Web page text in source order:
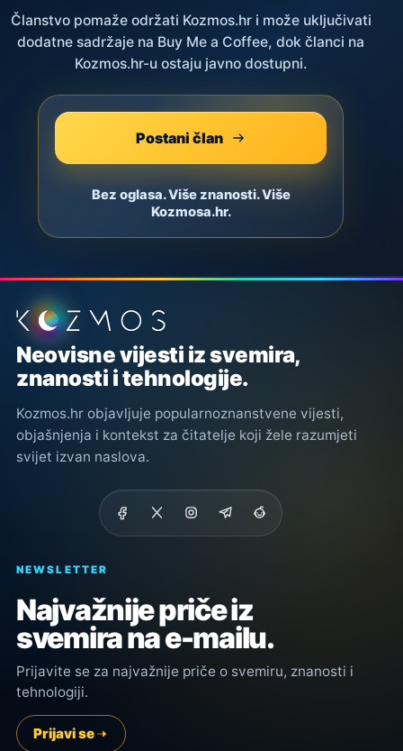
Članstvo pomaže održati Kozmos.hr i može uključivati
dodatne sadržaje na Buy Me a Coffee, dok članci na
Kozmos.hr-u ostaju javno dostupni.
Postani član
Bez oglasa. Više znanosti. Više
Kozmosa.hr.
Podnožje stranice
Neovisne vijesti iz svemira,
znanosti i tehnologije.
Kozmos.hr objavljuje popularnoznanstvene vijesti,
objašnjenja i kontekst za čitatelje koji žele razumjeti
svijet izvan naslova.
NEWSLETTER
Najvažnije priče iz
svemira na e-mailu.
Prijavite se za najvažnije priče o svemiru, znanosti i
tehnologiji.
Prijavi se